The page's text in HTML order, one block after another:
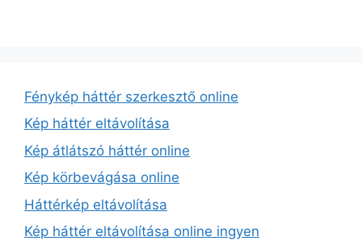
Fénykép háttér szerkesztő online
Kép háttér eltávolítása
Kép átlátszó háttér online
Kép körbevágása online
Háttérkép eltávolítása
Kép háttér eltávolítása online ingyen